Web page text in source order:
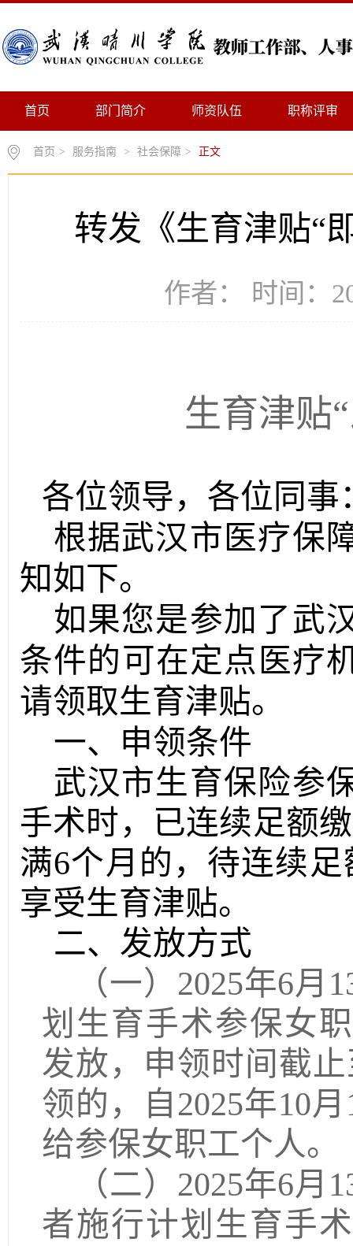
首页 部门简介 师资队伍 职称评审
首页 > 服务指南 > 社会保障 > 正文
转发《生育津贴“
作者： 时间：
生育津贴
各位领导，各位同事
根据武汉市医疗保
知如下。
如果您是参加了武
条件的可在定点医疗
请领取生育津贴。
一、申领条件
武汉市生育保险参
手术时，已连续足额
满6个月的，待连续
享受生育津贴。
二、 发放方式
（一） 2025年6月
划生育手术参保女
发放，申领时间截
领的，自2025年10
给参保女职工个人。
（二） 2025年6月
者施行计划生育手